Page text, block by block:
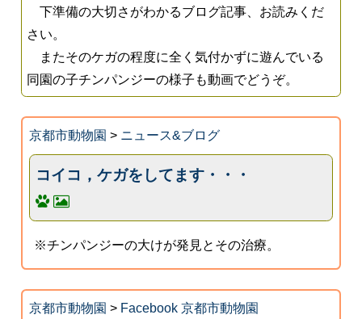
下準備の大切さがわかるブログ記事、お読みくだ
さい。
またそのケガの程度に全く気付かずに遊んでいる
同園の子チンパンジーの様子も動画でどうぞ。
京都市動物園 > ニュース&ブログ
コイコ，ケガをしてます・・・
※チンパンジーの大けが発見とその治療。
京都市動物園 > Facebook 京都市動物園